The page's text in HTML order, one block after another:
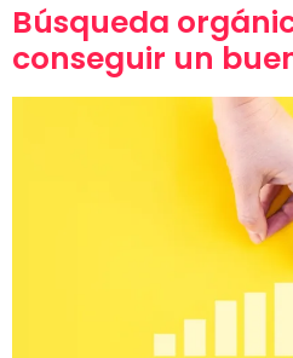
Búsqueda
conseguir un